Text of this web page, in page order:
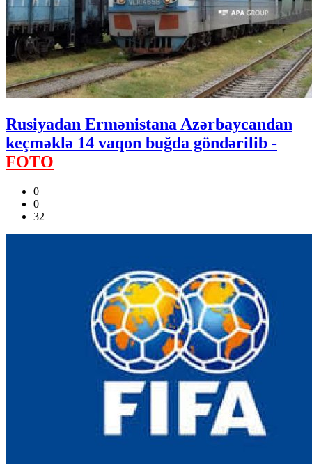
Rusiyadan Ermənistana Azərbaycandan
keçməklə 14 vaqon buğda göndərilib -
FOTO
0
0
32